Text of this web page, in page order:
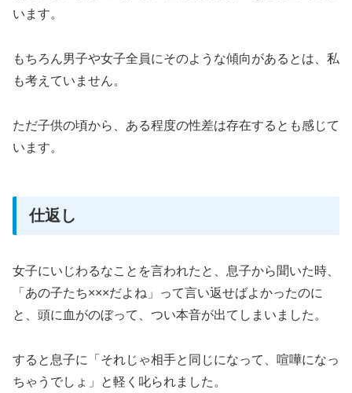
います。
もちろん男子や女子全員にそのような傾向があるとは、私
も考えていません。
ただ子供の頃から、ある程度の性差は存在するとも感じて
います。
仕返し
女子にいじわるなことを言われたと、息子から聞いた時、
「あの子たち×××だよね」って言い返せばよかったのに
と、頭に血がのぼって、つい本音が出てしまいました。
すると息子に「それじゃ相手と同じになって、喧嘩になっ
ちゃうでしょ」と軽く叱られました。